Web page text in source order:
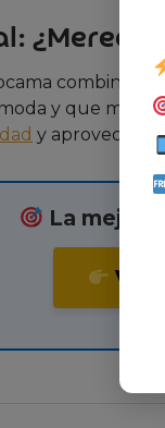
¿Merece
combina
y que
y aprovechar
La mejor
VER